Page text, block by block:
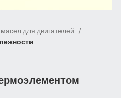
для двигателей